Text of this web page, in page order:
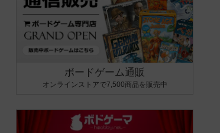
ボードゲーム通販
オンラインストアで7,500商品を販売中